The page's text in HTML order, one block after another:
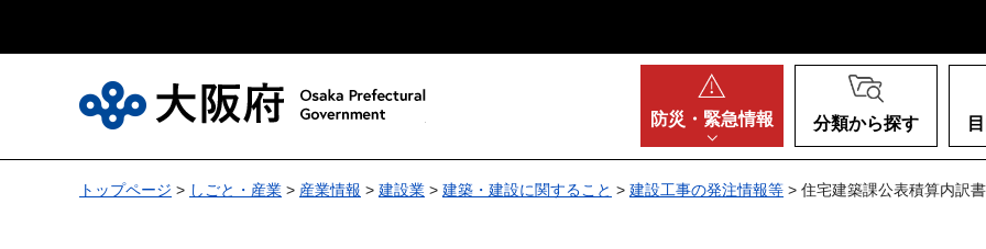
防災・ 緊急情報 分類から探す
トップページ > しごと・産業 > 産業情報 > 建設業 > 建築・建設に関すること > 建設工事の発注情報等 > 住宅建築課公表積算内訳書